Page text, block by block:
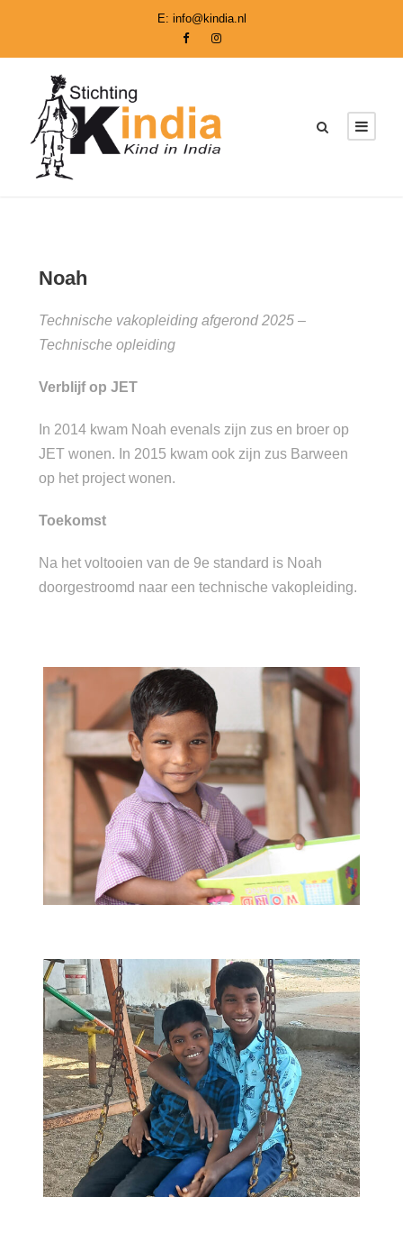
E: info@kindia.nl
Noah
Technische vakopleiding afgerond 2025 –
Technische opleiding
Verblijf op JET
In 2014 kwam Noah evenals zijn zus en broer op
JET wonen. In 2015 kwam ook zijn zus Barween
op het project wonen.
Toekomst
Na het voltooien van de 9e standard is Noah
doorgestroomd naar een technische vakopleiding.